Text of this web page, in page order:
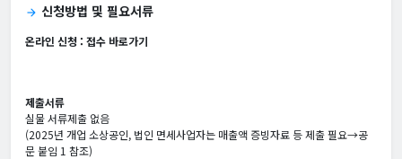
arrow_forward 신청방법 및 필요서류
온라인 신청 : 접수 바로가기
제출서류
실물 서류제출 없음
(2025년 개업 소상공인, 법인 면세사업자는 매출액 증빙자료 등 제출 필요→공
문 붙임 1 참조)